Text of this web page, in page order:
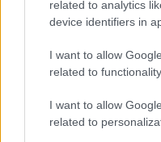
related to analytics
device identifiers in
I want to allow
related to
I want to allow
related to
kā pamatīgi
Masks atsakās
atklājas, par ko